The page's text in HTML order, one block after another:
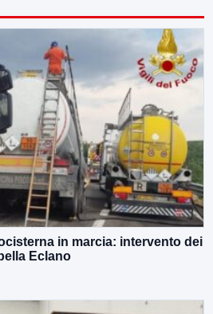
in marcia: intervento dei
Eclano